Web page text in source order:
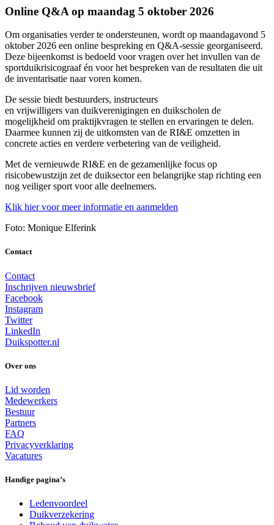
Online Q&A op maandag 5 oktober 2026
Om organisaties verder te ondersteunen, wordt op maandagavond 5
oktober 2026 een online bespreking en Q&A-sessie georganiseerd.
Deze bijeenkomst is bedoeld voor vragen over het invullen van de
sportduikrisicograaf én voor het bespreken van de resultaten die uit
de inventarisatie naar voren komen.
De sessie biedt bestuurders, instructeurs
en vrijwilligers van duikverenigingen en duikscholen de
mogelijkheid om praktijkvragen te stellen en ervaringen te delen.
Daarmee kunnen zij de uitkomsten van de RI&E omzetten in
concrete acties en verdere verbetering van de veiligheid.
Met de vernieuwde RI&E en de gezamenlijke focus op
risicobewustzijn zet de duiksector een belangrijke stap richting een
nog veiliger sport voor alle deelnemers.
Klik hier voor meer informatie en aanmelden
Foto: Monique Elferink
Contact
Contact
Inschrijven nieuwsbrief
Facebook
Instagram
Twitter
LinkedIn
Duikspotter.nl
Over ons
Lid worden
Medewerkers
Bestuur
Partners
FAQ
Privacyverklaring
Vacatures
Handige pagina’s
Ledenvoordeel
Duikverzekering